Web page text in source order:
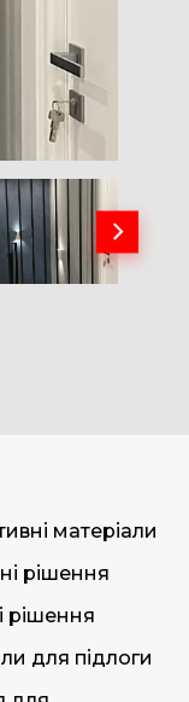
матеріали
рішення
рішення
для підлоги